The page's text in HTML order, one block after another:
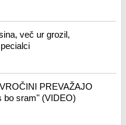
več ur grozil,
PREVAŽAJO
bo sram" (VIDEO)